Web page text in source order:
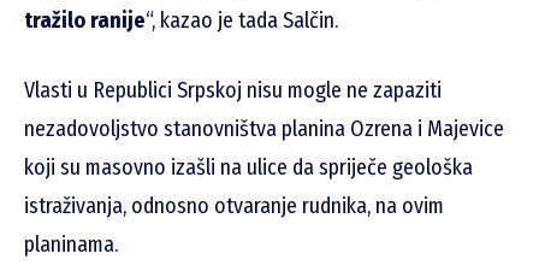
tražilo ranije“, kazao je tada Salčin.
Vlasti u Republici Srpskoj nisu mogle ne zapaziti
nezadovoljstvo stanovništva planina Ozrena i Majevice
koji su masovno izašli na ulice da spriječe geološka
istraživanja, odnosno otvaranje rudnika, na ovim
planinama.